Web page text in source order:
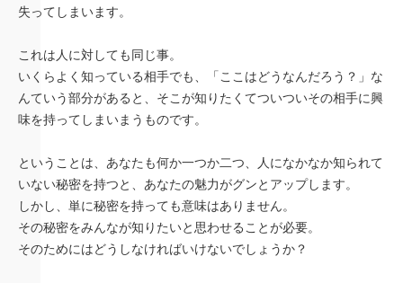
失ってしまいます。
これは人に対しても同じ事。
いくらよく知っている相手でも、「ここはどうなんだろう？」な
んていう部分があると、そこが知りたくてついついその相手に興
味を持ってしまいまうものです。
ということは、あなたも何か一つか二つ、人になかなか知られて
いない秘密を持つと、あなたの魅力がグンとアップします。
しかし、単に秘密を持っても意味はありません。
その秘密をみんなが知りたいと思わせることが必要。
そのためにはどうしなければいけないでしょうか？